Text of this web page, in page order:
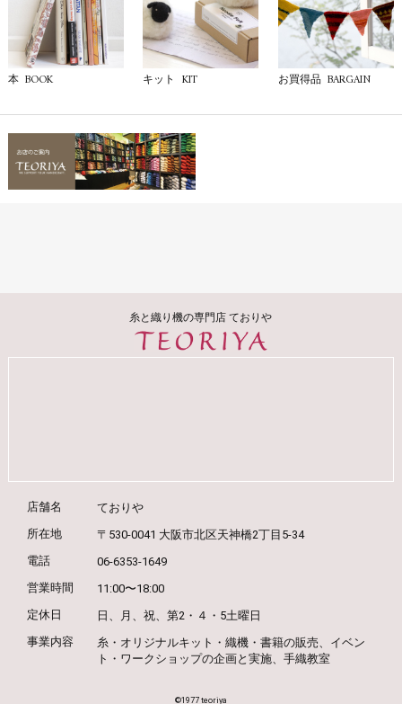
本 BOOK キット KIT お買得品 BARGAIN
糸と織り機の専門店 ておりや
店舗名
ておりや
所在地
〒530-0041 大阪市北区天神橋2丁目5-34
電話
06-6353-1649
営業時間
11:00〜18:00
定休日
日、月、祝、第2・４・5土曜日
事業内容
糸・オリジナルキット・織機・書籍の販売、 イベン
ト・ワークショップの企画と実施、手織教室
©️1977 teoriya